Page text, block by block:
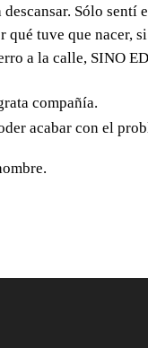
descansar. Sólo
qué tuve que nacer,
a la calle, SINO
compañía.
acabar con el